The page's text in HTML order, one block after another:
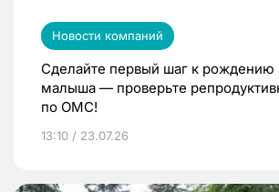
Новости компаний
Сделайте первый шаг к рождению
малыша — проверьте
по ОМС!
13:10 / 23.07.26